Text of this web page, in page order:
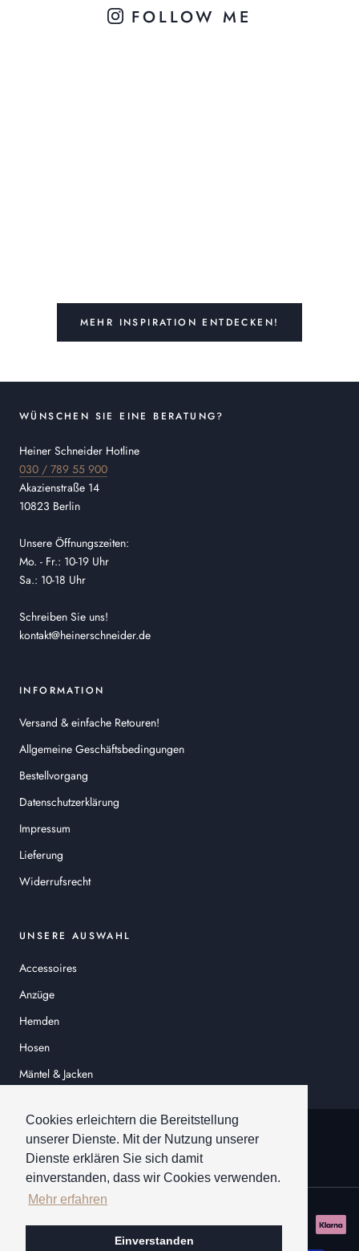
Cookies erleichtern die Bereitstellung
unserer Dienste. Mit der Nutzung unserer
Dienste erklären Sie sich damit
einverstanden, dass wir Cookies verwenden.
Mehr erfahren
Einverstanden
FOLLOW ME
MEHR INSPIRATION ENTDECKEN!
WÜNSCHEN SIE EINE BERATUNG?
Heiner Schneider Hotline
030 / 789 55 900
Akazienstraße 14
10823 Berlin
Unsere Öffnungszeiten:
Mo. - Fr.: 10-19 Uhr
Sa.: 10-18 Uhr
Schreiben Sie uns!
kontakt@heinerschneider.de
INFORMATION
Versand & einfache Retouren!
Allgemeine Geschäftsbedingungen
Bestellvorgang
Datenschutzerklärung
Impressum
Lieferung
Widerrufsrecht
UNSERE AUSWAHL
Accessoires
Anzüge
Hemden
Hosen
Mäntel & Jacken
© HEINER SCHNEIDER